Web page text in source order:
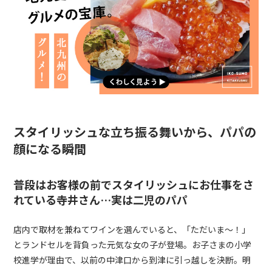
スタイリッシュな立ち振る舞いから、パパの
顔になる瞬間
普段はお客様の前でスタイリッシュにお仕事をさ
れている寺井さん…実は二児のパパ
店内で取材を兼ねてワインを選んでいると、「ただいま〜！」
とランドセルを背負った元気な女の子が登場。 お子さまの小学
校進学が理由で、以前の中津口から到津に引っ越しを決断。明